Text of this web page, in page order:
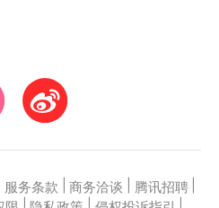
服务条款 商务洽谈 腾讯招聘